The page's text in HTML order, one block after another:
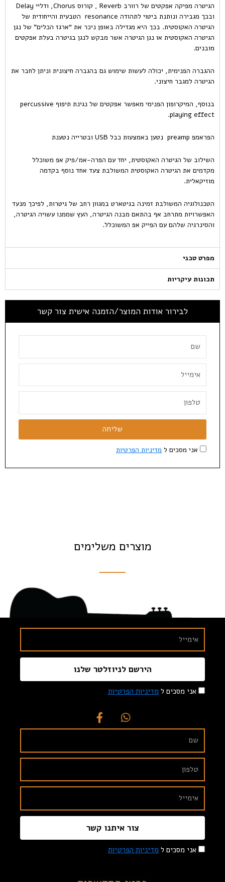
הגיטרה מפיקה אפקטים של רוורב Reverb , קורוס Chorus, ודליי Delay
ובכך מגבירה ונותנת ביטוי לתהודה resonance הטבעית והייחודית של
הגיטרה האקוסטית. בכך היא מגדילה באופן ניכר את “ארגז הכלים” של נגן
הגיטרה האקוסטית או נגן הגיטרה אשר מבקש לנגן בגיטרה בעלת אפקטים
מובנים.
ההגברה הפנימית, יכולה לעשות שימוש גם בהגברה חיצונית וניתן לחבר את
הגיטרה למגבר חיצוני.
בנוסף, המיקרופון הפנימי מאפשר אפקטים של נגינת תיפוף percussive
playing effect.
הפראמפ preamp נטען באמצעות כבל USB ובטרייה נטענת
השילוב של הגיטרה האקוסטית, יחד עם הפרה-אמ/פיק אפ משוכלל
מקדמים את הגיטרה האקוסטית המשולבת צעד אחד נוסף בקדמה
מוזיקאלית.
הטכנולוגיה המשולבת זמינה בגיטארט במגוון רחב של גיטרות, לפיכך מנעד
האפשרויות מתרחב אף בהתאם מבנה הגיטרה, העץ שממנו עשויה הגיטרה,
והסינרגיה שלהם עם הפייק אפ המשוכלל.
מפרט טכני
תכונות עיקריות
לבירור אודות המוצר/הזמנה אישית צור קשר
אני מסכים ל מדיניות הפרטיות
שליחה
מוצרים משלימים
אני מסכים ל מדיניות הפרטיות
הירשם לניוזלטר שלנו
אני מסכים ל מדיניות הפרטיות
צור איתנו קשר